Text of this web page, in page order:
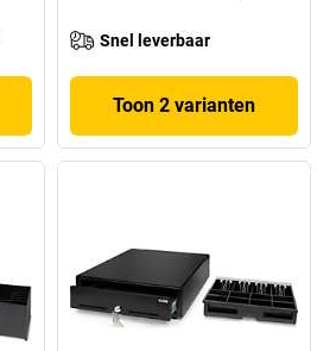
Snel leverbaar
Toon 2 varianten